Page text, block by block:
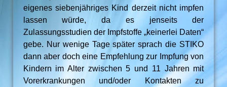
eigenes siebenjähriges Kind derzeit nicht impfen
lassen würde, da es jenseits der
Zulassungsstudien der Impfstoffe „keinerlei Daten“
gebe. Nur wenige Tage später sprach die STIKO
dann aber doch eine Empfehlung zur Impfung von
Kindern im Alter zwischen 5 und 11 Jahren mit
Vorerkrankungen und/oder Kontakten zu